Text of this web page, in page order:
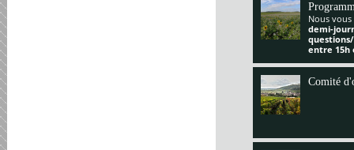
Nous
demi-
entre 15h
Comité